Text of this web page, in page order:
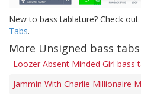
New to bass tablature? Check out
Tabs.
More Unsigned bass tabs
Loozer Absent Minded Girl bass
Jammin With Charlie Millionaire